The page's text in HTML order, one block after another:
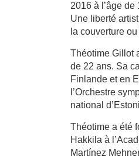
2016 à l’âge
Une liberté
la couverture
Théotime Gillot
de 22 ans. Sa
Finlande et en
l’Orchestre
national
Théotime a été
Hakkila à
Martínez